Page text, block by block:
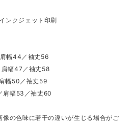
ンクジェット印刷
幅44／袖丈56
幅47／袖丈58
幅50／袖丈59
肩幅53／袖丈60
の色味に若干の違いが生じる場合がご